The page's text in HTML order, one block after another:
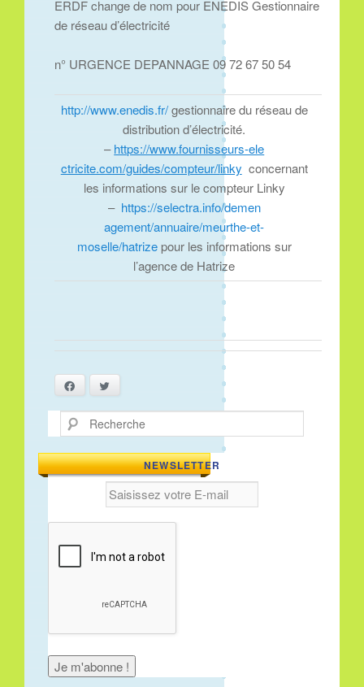
ERDF change de nom pour ENEDIS Gestionnaire
de réseau d’électricité
n° URGENCE DEPANNAGE 09 72 67 50 54
http://www.enedis.fr/gestionnaire du réseau de
distribution d’électricité.
–https://www.fournisseurs-ele
ctricite.com/guides/compteur/linky concernant
les informations sur le compteur Linky
– https://selectra.info/demen
agement/annuaire/meurthe-et-
moselle/hatrizepour les informations sur
l’agence de Hatrize
Facebook
Recherche
NEWSLETTER